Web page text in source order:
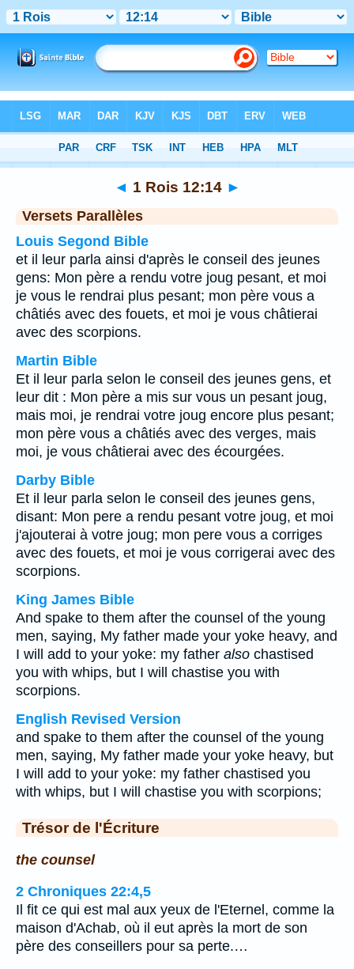
Chapitre 12> Verset 14
◄ 1 Rois 12:14 ►
Versets Parallèles
Louis Segond Bible
et il leur parla ainsi d'après le conseil des jeunes
gens: Mon père a rendu votre joug pesant, et moi
je vous le rendrai plus pesant; mon père vous a
châtiés avec des fouets, et moi je vous châtierai
avec des scorpions.
Martin Bible
Et il leur parla selon le conseil des jeunes gens, et
leur dit : Mon père a mis sur vous un pesant joug,
mais moi, je rendrai votre joug encore plus pesant;
mon père vous a châtiés avec des verges, mais
moi, je vous châtierai avec des écourgées.
Darby Bible
Et il leur parla selon le conseil des jeunes gens,
disant: Mon pere a rendu pesant votre joug, et moi
j'ajouterai à votre joug; mon pere vous a corriges
avec des fouets, et moi je vous corrigerai avec des
scorpions.
King James Bible
And spake to them after the counsel of the young
men, saying, My father made your yoke heavy, and
I will add to your yoke: my father also chastised
you with whips, but I will chastise you with
scorpions.
English Revised Version
and spake to them after the counsel of the young
men, saying, My father made your yoke heavy, but
I will add to your yoke: my father chastised you
with whips, but I will chastise you with scorpions;
Trésor de l'Écriture
the counsel
2 Chroniques 22:4,5
Il fit ce qui est mal aux yeux de l'Eternel, comme la
maison d'Achab, où il eut après la mort de son
père des conseillers pour sa perte.…